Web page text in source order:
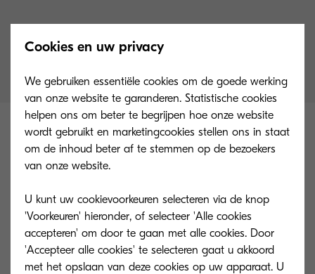
Passing away of Kazuo Inamori, Founder and
Honorary Chairman of Kyocera Corporation.
to official press release.
Cookies en uw privacy
We gebruiken essentiële cookies om de goede werking
van onze website te garanderen. Statistische cookies
helpen ons om beter te begrijpen hoe onze website
wordt gebruikt en marketingcookies stellen ons in staat
om de inhoud beter af te stemmen op de bezoekers
van onze website.
U kunt uw cookievoorkeuren selecteren via de knop
'Voorkeuren' hieronder, of selecteer 'Alle cookies
accepteren' om door te gaan met alle cookies. Door
'Accepteer alle cookies' te selecteren gaat u akkoord
met het opslaan van deze cookies op uw apparaat. U